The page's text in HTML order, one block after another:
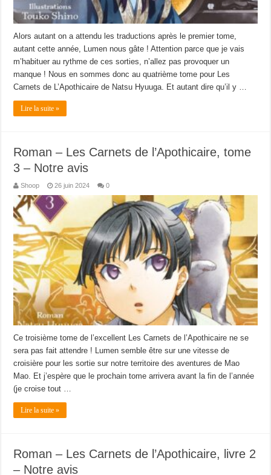
Alors autant on a attendu les traductions après le premier tome,
autant cette année, Lumen nous gâte ! Attention parce que je vais
m’habituer au rythme de ces sorties, n’allez pas provoquer un
manque ! Nous en sommes donc au quatrième tome pour Les
Carnets de L’Apothicaire de Natsu Hyuuga. Et autant dire qu’il y …
Lire la suite »
Roman – Les Carnets de l’Apothicaire, tome
3 – Notre avis
Shoop 26 juin 2024 0
Ce troisième tome de l’excellent Les Carnets de l’Apothicaire ne se
sera pas fait attendre ! Lumen semble être sur une vitesse de
croisière pour les sortie sur notre territoire des aventures de Mao
Mao. Et j’espère que le prochain tome arrivera avant la fin de l’année
(je croise tout …
Lire la suite »
Roman – Les Carnets de l’Apothicaire, livre 2
– Notre avis